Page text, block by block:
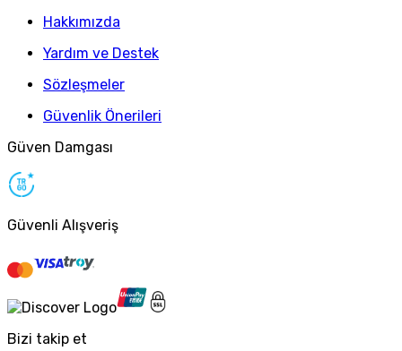
Hakkımızda
Yardım ve Destek
Sözleşmeler
Güvenlik Önerileri
Güven Damgası
Güvenli Alışveriş
Bizi takip et